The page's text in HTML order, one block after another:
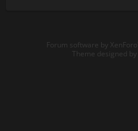
Forum software by
Theme designed by